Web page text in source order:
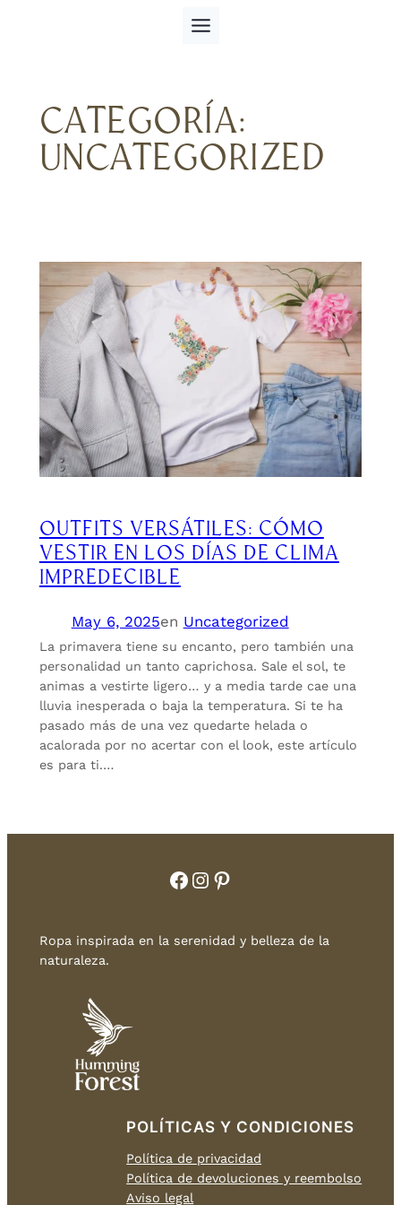
CATEGORÍA:
UNCATEGORIZED
OUTFITS VERSÁTILES: CÓMO
VESTIR EN LOS DÍAS DE CLIMA
IMPREDECIBLE
May 6, 2025en Uncategorized
La primavera tiene su encanto, pero también una
personalidad un tanto caprichosa. Sale el sol, te
animas a vestirte ligero… y a media tarde cae una
lluvia inesperada o baja la temperatura. Si te ha
pasado más de una vez quedarte helada o
acalorada por no acertar con el look, este artículo
es para ti.…
Facebook
Instagram
Pinterest
Ropa inspirada en la serenidad y belleza de la
naturaleza.
POLÍTICAS Y CONDICIONES
Política de privacidad
Política de devoluciones y reembolso
Aviso legal